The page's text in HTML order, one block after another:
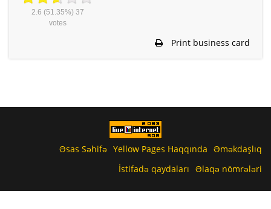
2.6 (51.35%) 37
votes
Print business card
Əsas Səhifə Yellow Pages Haqqında Əməkdaşlıq
İstifadə qaydaları Əlaqə nömrələri